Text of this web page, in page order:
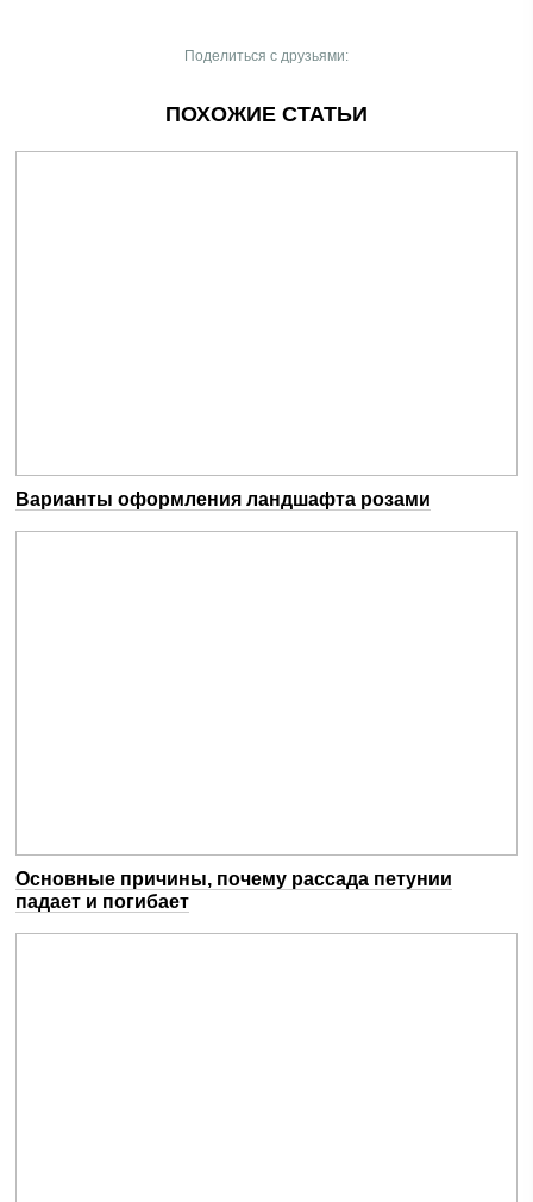
Поделиться с друзьями:
ПОХОЖИЕ СТАТЬИ
Варианты оформления ландшафта розами
Основные причины, почему рассада петунии
падает и погибает